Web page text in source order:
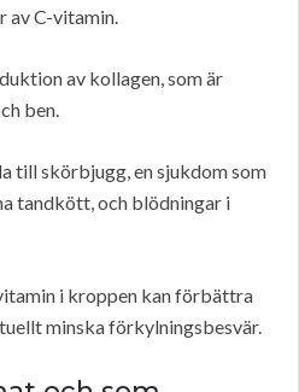
av C-vitamin.
av kollagen, som är
ben.
till skörbjugg, en sjukdom som
tandkött, och blödningar i
i kroppen kan förbättra
minska förkylningsbesvär.